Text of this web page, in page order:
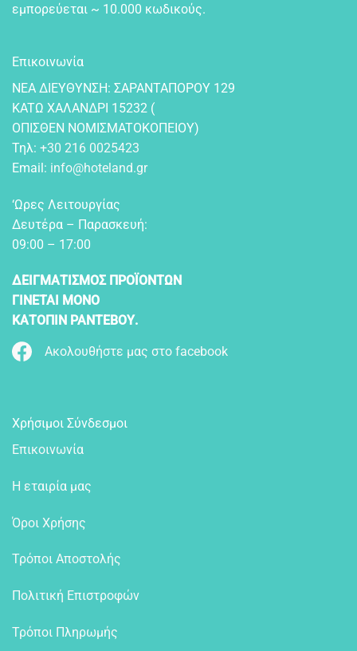
εμπορεύεται ~ 10.000 κωδικούς.
Επικοινωνία
NEA ΔIEYΘYNΣH: ΣAPANTAΠOPOY 129
KATΩ XAΛANΔPI 15232 (
OΠIΣΘEN NOMIΣMATOKOΠEIOY)
Τηλ: +30 216 0025423
Email: info@hoteland.gr
‘Ωρες Λειτουργίας
Δευτέρα – Παρασκευή:
09:00 – 17:00
ΔΕΙΓΜΑΤΙΣΜΟΣ ΠΡΟΪΟΝΤΩΝ
ΓΙΝΕΤΑΙ ΜΟΝΟ
ΚΑΤΟΠΙΝ ΡΑΝΤΕΒΟΥ.
Ακολουθήστε μας στο facebook
Χρήσιμοι Σύνδεσμοι
Επικοινωνία
Η εταιρία μας
Όροι Χρήσης
Τρόποι Αποστολής
Πολιτική Επιστροφών
Τρόποι Πληρωμής